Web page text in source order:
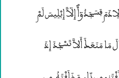
۹سْجُدُواْ ءَلِادَمَ فَسَجَدُوٓاْؐ إِلٓاَّ إِبْلِيسَ لَمْ
۰لسَّـٰجِدِينَؐ (10) قَالَ مَا مَنَعَــكَ أَلاَّ تَسْجُدَ إِذَ